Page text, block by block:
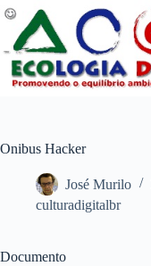
Pular
para
conteúdo
Onibus Hacker
José Murilo
culturadigitalbr
Documento